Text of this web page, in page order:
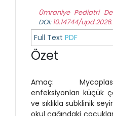
Ümraniye Pediatri
DOI: 10.14744/
Full Text PDF
Özet
Amaç:
enfeksiyonları küçük
ve sıklıkla subklinik
okul çağındaki